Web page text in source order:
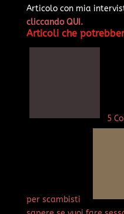
Articolo con mia
cliccando QUI.
Articoli che
5
per scambisti